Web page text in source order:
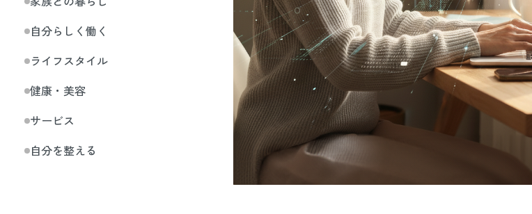
自分らしく働く
ライフスタイル
健康・美容
サービス
自分を整える